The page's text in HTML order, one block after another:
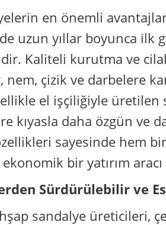
en önemli
uzun yıllar boyunca
Kaliteli kurutma ve
nem, çizik ve darbelere
el işçiliğiyle üretilen
kıyasla daha özgün ve
sayesinde hem
bir yatırım
Sürdürülebilir ve
sandalye üreticileri,